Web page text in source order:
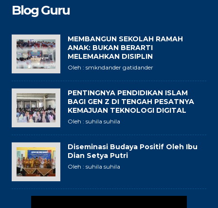
Blog Guru
MEMBANGUN SEKOLAH RAMAH
ANAK: BUKAN BERARTI
MELEMAHKAN DISIPLIN
Oleh : smkndander gatidander
PENTINGNYA PENDIDIKAN ISLAM
BAGI GEN Z DI TENGAH PESATNYA
KEMAJUAN TEKNOLOGI DIGITAL
Oleh : suhila suhila
Diseminasi Budaya Positif Oleh Ibu
Dian Setya Putri
Oleh : suhila suhila